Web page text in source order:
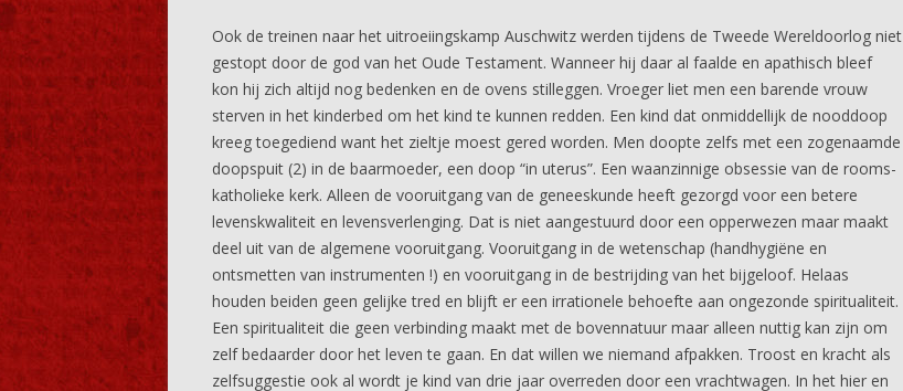
Ook de treinen naar het uitroeiingskamp Auschwitz werden tijdens de Tweede Wereldoorlog niet
gestopt door de god van het Oude Testament. Wanneer hij daar al faalde en apathisch bleef
kon hij zich altijd nog bedenken en de ovens stilleggen. Vroeger liet men een barende vrouw
sterven in het kinderbed om het kind te kunnen redden. Een kind dat onmiddellijk de nooddoop
kreeg toegediend want het zieltje moest gered worden. Men doopte zelfs met een zogenaamde
doopspuit (2) in de baarmoeder, een doop “in uterus”. Een waanzinnige obsessie van de rooms-
katholieke kerk. Alleen de vooruitgang van de geneeskunde heeft gezorgd voor een betere
levenskwaliteit en levensverlenging. Dat is niet aangestuurd door een opperwezen maar maakt
deel uit van de algemene vooruitgang. Vooruitgang in de wetenschap (handhygiëne en
ontsmetten van instrumenten !) en vooruitgang in de bestrijding van het bijgeloof. Helaas
houden beiden geen gelijke tred en blijft er een irrationele behoefte aan ongezonde spiritualiteit.
Een spiritualiteit die geen verbinding maakt met de bovennatuur maar alleen nuttig kan zijn om
zelf bedaarder door het leven te gaan. En dat willen we niemand afpakken. Troost en kracht als
zelfsuggestie ook al wordt je kind van drie jaar overreden door een vrachtwagen. In het hier en